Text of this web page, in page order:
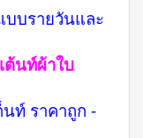
บบรายวันและ
ต้นท์ผ้าใบ
นท์ ราคาถูก -